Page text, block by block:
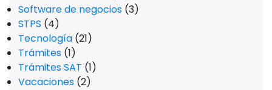
Software de negocios (3)
STPS (4)
Tecnología (21)
Trámites (1)
Trámites SAT (1)
Vacaciones (2)